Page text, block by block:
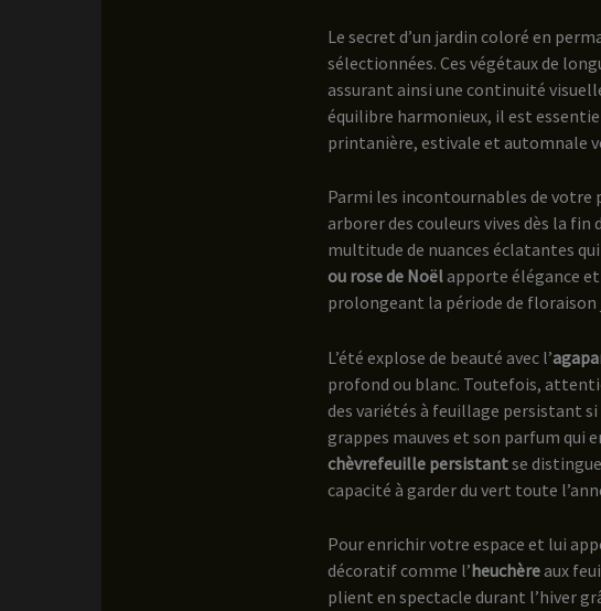
Le secret d’un jardin coloré en
sélectionnées. Ces végétaux de
assurant ainsi une continuité
équilibre harmonieux, il est
printanière, estivale et automnale
Parmi les incontournables de
arborer des couleurs vives dès la
multitude de nuances éclatantes
ou rose de Noëlapporte élégance
prolongeant la période de floraison
L’été explose de beauté avec l’
profond ou blanc. Toutefois,
des variétés à feuillage persistant si
grappes mauves et son parfum qui
chèvrefeuille persistantse
capacité à garder du vert toute
Pour enrichir votre espace et lui
décoratif comme l’heuchèreaux
plient en spectacle durant l’hiver